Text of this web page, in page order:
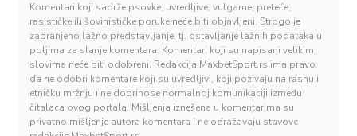
Komentari koji sadrže psovke, uvredljive, vulgarne, preteće,
rasističke ili šovinističke poruke neće biti objavljeni. Strogo je
zabranjeno lažno predstavljanje, tj. ostavljanje lažnih podataka u
poljima za slanje komentara. Komentari koji su napisani velikim
slovima neće biti odobreni. Redakcija MaxbetSport.rs ima pravo
da ne odobri komentare koji su uvredljivi, koji pozivaju na rasnu i
etničku mržnju i ne doprinose normalnoj komunikaciji između
čitalaca ovog portala. Mišljenja iznešena u komentarima su
privatno mišljenje autora komentara i ne odražavaju stavove